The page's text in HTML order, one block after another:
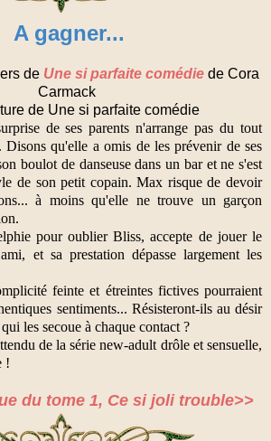
A gagner...
de Une si parfaite comédie de Cora
Carmack
de ses parents n'arrange pas du tout
qu'elle a omis de les prévenir de ses
boulot de danseuse dans un bar et ne s'est
de son petit copain. Max risque de devoir
à moins qu'elle ne trouve un garçon
pour oublier Bliss, accepte de jouer le
et sa prestation dépasse largement les
feinte et étreintes fictives pourraient
sentiments... Résisteront-ils au désir
les secoue à chaque contact ?
de la série new-adult drôle et sensuelle,
!
du tome 1, Ce si joli trouble>>